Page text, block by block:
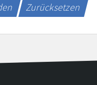
Zurücksetzen